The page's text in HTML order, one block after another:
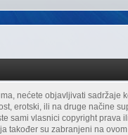
nećete objavljivati sadržaje
erotski, ili na druge načine
sami vlasnici copyright
također su zabranjeni na ovom